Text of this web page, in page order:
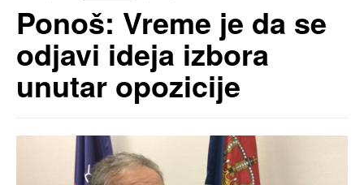
Ponoš: Vreme je da se
odjavi ideja izbora
unutar opozicije